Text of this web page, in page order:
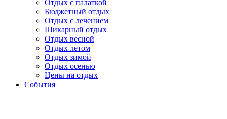
Отдых с палаткой
Бюджетный отдых
Отдых с лечением
Шикарный отдых
Отдых весной
Отдых летом
Отдых зимой
Отдых осенью
Цены на отдых
События